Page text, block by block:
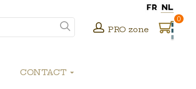
PRO zone
0
CONTACT